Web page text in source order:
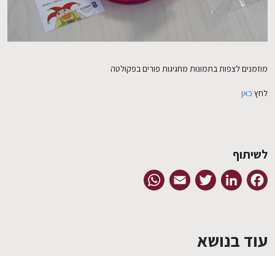
מוזמנים לצפות בתמונות מחגיגות פורים בפקולטה
לחץ כאן
לשיתוף
Facebook
LinkedIn
Twitter
Email
עוד בנושא